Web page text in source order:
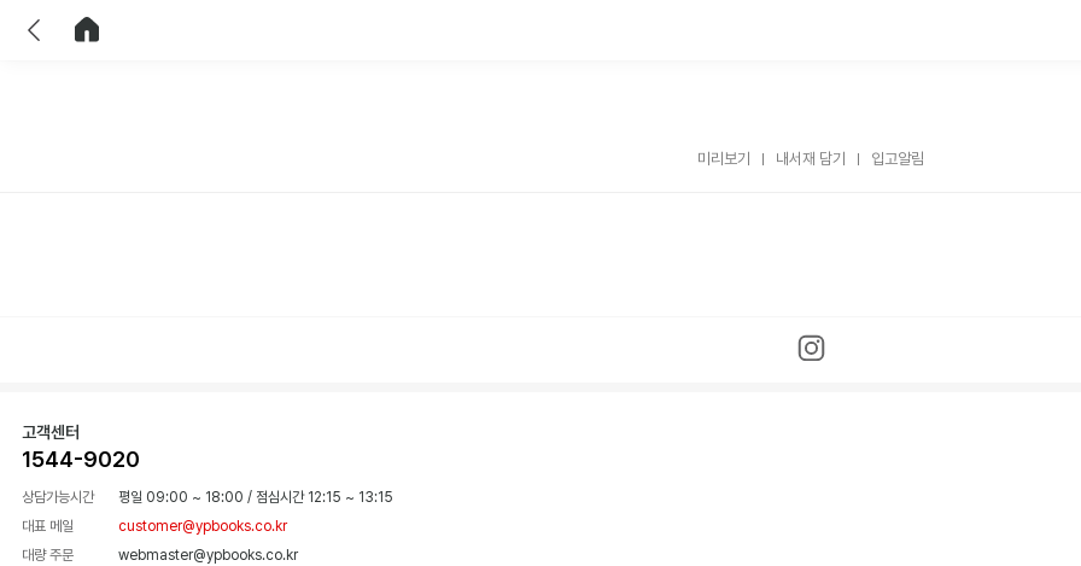
미리보기 내서재 담기 입고알림
고객센터
1544-9020
상담가능시간 평일 09:00 ~ 18:00 / 점심시간 12:15 ~ 13:15
대표 메일
customer@ypbooks.co.kr
대량 주문
webmaster@ypbooks.co.kr